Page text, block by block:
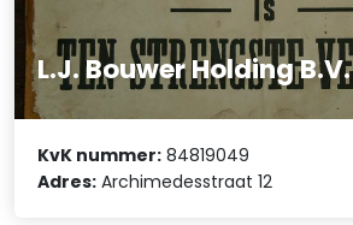
L.J. Bouwer Holding B.V.
KvK nummer: 84819049
Adres: Archimedesstraat 12